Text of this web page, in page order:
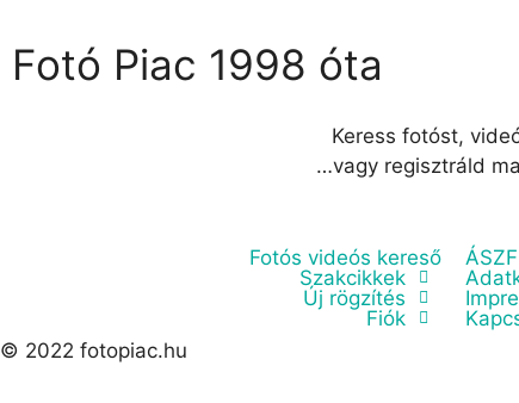
Fotó Piac 1998 óta
Keress fotóst,
…vagy regisztráld
Fotós videós kereső
Szakcikkek
Új rögzítés
Fiók
ÁSZF
© 2022 fotopiac.hu